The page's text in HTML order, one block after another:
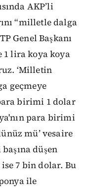
AKP’li
“milletle dalga
Genel Başkanı
1 lira koya koya
‘Milletin
geçmeye
birimi 1 dolar
para birimi
mü’ vesaire
düşen
7 bin dolar. Bu
ile